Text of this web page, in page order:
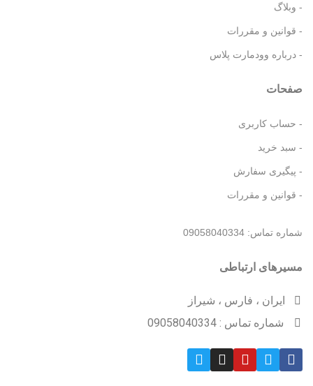
- وبلاگ
- قوانین و مقررات
- درباره وودمارت پلاس
صفحات
- حساب کاربری
- سبد خرید
- پیگیری سفارش
- قوانین و مقررات
شماره تماس: 09058040334
مسیرهای ارتباطی
ایران ، فارس ، شیراز
شماره تماس : 09058040334